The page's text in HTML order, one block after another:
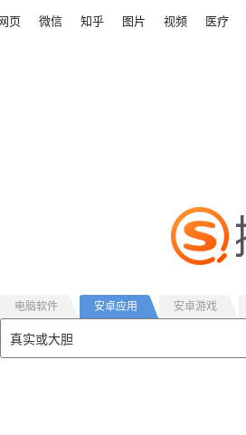
页 微信 知乎 图片 视频 医疗
电脑软件 安卓应用 安卓游戏